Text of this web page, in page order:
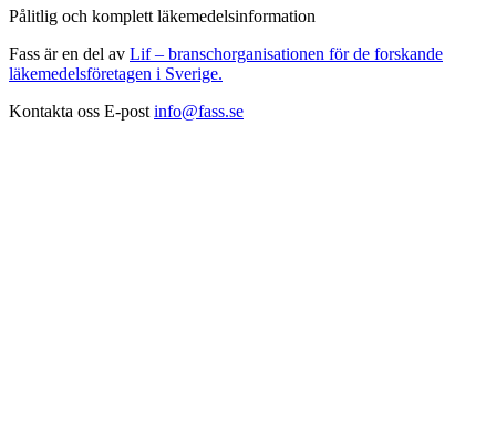
Pålitlig och komplett läkemedelsinformation
Fass är en del av Lif – branschorganisationen för de forskande
läkemedelsföretagen i Sverige.
Kontakta oss E-post info@fass.se